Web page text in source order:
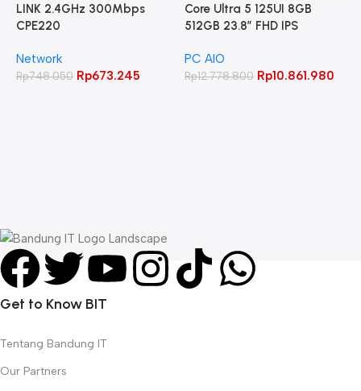
LINK 2.4GHz 300Mbps
CPE220
Network
Rp748.050 Rp673.245
Core Ultra 5 125UI 8GB
512GB 23.8″ FHD IPS
PC AIO
Rp12.778.800 Rp10.861.980
Get to Know BIT
Tentang Bandung IT
Our Partners